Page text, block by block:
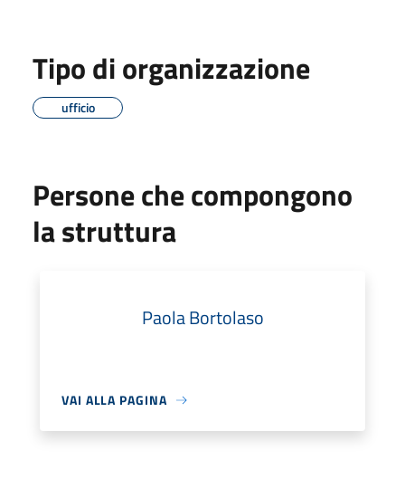
Tipo di organizzazione
ufficio
Persone che compongono
la struttura
Paola Bortolaso
VAI ALLA PAGINA